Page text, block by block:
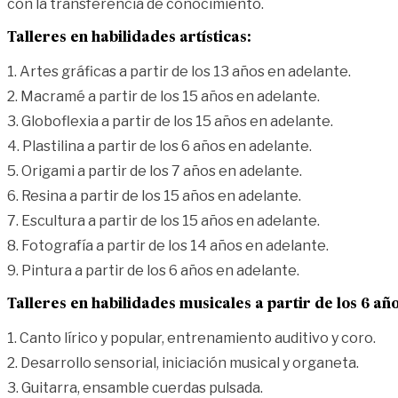
con la transferencia de conocimiento.
Talleres en habilidades artísticas:
1. Artes gráficas a partir de los 13 años en adelante.
2. Macramé a partir de los 15 años en adelante.
3. Globoflexia a partir de los 15 años en adelante.
4. Plastilina a partir de los 6 años en adelante.
5. Origami a partir de los 7 años en adelante.
6. Resina a partir de los 15 años en adelante.
7. Escultura a partir de los 15 años en adelante.
8. Fotografía a partir de los 14 años en adelante.
9. Pintura a partir de los 6 años en adelante.
Talleres en habilidades musicales a partir de los 6
1. Canto lírico y popular, entrenamiento auditivo y coro.
2. Desarrollo sensorial, iniciación musical y organeta.
3. Guitarra, ensamble cuerdas pulsada.